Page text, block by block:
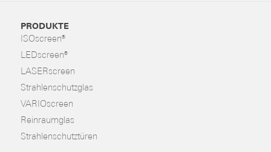
PRODUKTE
ISOscreen®
LEDscreen®
LASERscreen
Strahlenschutzglas
VARIOscreen
Reinraumglas
Strahlenschutztüren